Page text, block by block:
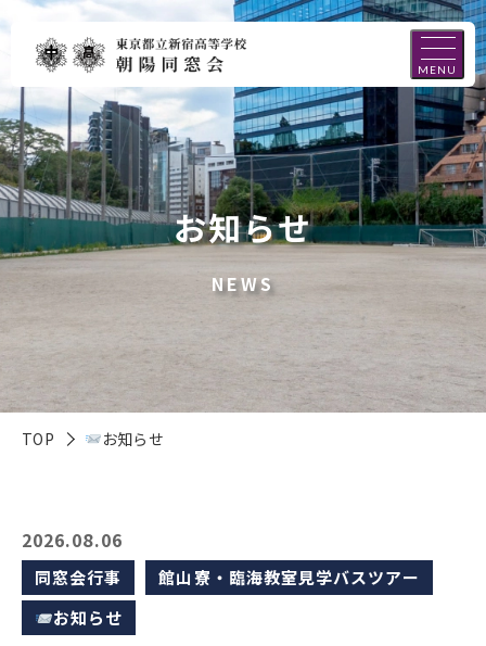
MENU
お知らせ
NEWS
TOP お知らせ
2026.08.06
同窓会行事
館山寮・臨海教室見学バスツアー
お知らせ